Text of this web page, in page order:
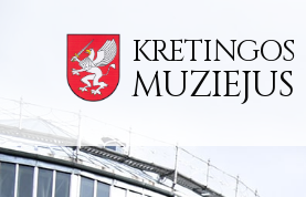
KRETINGOS
MUZIEJUS